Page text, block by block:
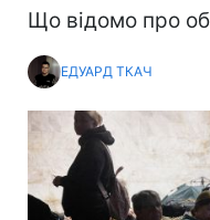
Що відомо про
ЕДУАРД ТКАЧ